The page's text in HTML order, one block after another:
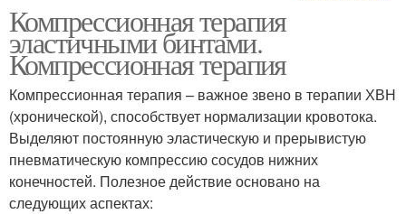
Повязка на ногу
Компрессионная терапия
эластичными бинтами.
Компрессионная терапия
Компрессионная терапия – важное звено в терапии ХВН
(хронической), способствует нормализации кровотока.
Выделяют постоянную эластическую и прерывистую
пневматическую компрессию сосудов нижних
конечностей. Полезное действие основано на
следующих аспектах: